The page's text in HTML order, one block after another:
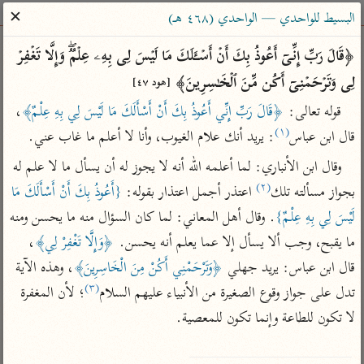
ساهم معنا في نشر القرآن والعلم الشرعي
الباحث القرآني
بحث تفسير علوم مصاحف معاجم
Type 2 or more characters for results.
Type 1 or more
characters for results.
أمّهات
تفسير الطبري
تفسير ابن كثير
تفسير القرطبي
تفسير البغوي
عامّة
فتح البيان للقنوجي
فتح القدير للشوكاني
تفسير ابن جزي
معاصرة
الميسر
المختصر في
التفسير
تفسير السعدي
البسيط للواحدي — الواحدي (٤٦٨ هـ)
✕
﴿قَالَ رَبِّ إِنِّیۤ أَعُوذُ بِكَ أَنۡ أَسۡـَٔلَكَ مَا لَیۡسَ لِی بِهِۦ عِلۡمࣱۖ وَإِلَّا تَغۡفِرۡ
لِی وَتَرۡحَمۡنِیۤ أَكُن مِّنَ ٱلۡخَـٰسِرِینَ﴾ [هود ٤٧]
قوله تعالى: ﴿قَالَ رَبِّ إِنِّي أَعُوذُ بِكَ أَنْ أَسْأَلَكَ مَا لَيْسَ لِي بِهِ عِلْمٌ﴾
قال ابن عباس(١) : يريد أنك علام الغيوب، وأنا لا أعلم ما غاب عني.
بجواز مسألته تلك(٢) اعتذر أجمل اعتذار بقوله:
لَيْسَ لِي بِهِ عِلْمٌ}
ما يقبح، وجب ألا يسأل إلا عما يعلم أنه يحسن. ﴿وَإِلَّا تَغْفِرْ لِي﴾
قال ابن عباس: يريد جهلي ﴿وَتَرْحَمْنِي أَكُنْ مِنَ الْخَاسِرِينَ﴾
تدل على جواز وقوع الصغيرة من الأنبياء عليهم السلام(٣)
لا تكون للطاعة وإنما تكون للمعصية.